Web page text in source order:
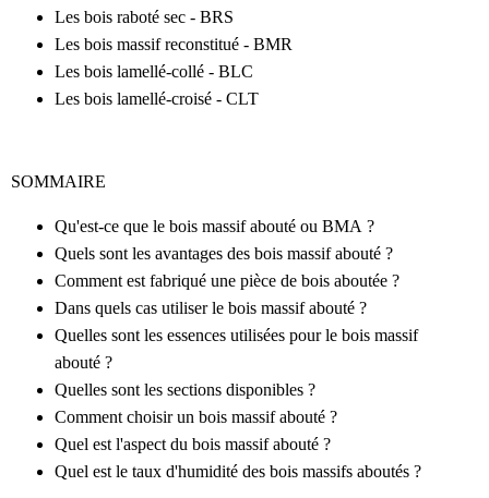
Les bois raboté sec - BRS
Les bois massif reconstitué - BMR
Les bois lamellé-collé - BLC
Les bois lamellé-croisé - CLT
SOMMAIRE
Qu'est-ce que le bois massif abouté ou BMA ?
Quels sont les avantages des bois massif abouté ?
Comment est fabriqué une pièce de bois aboutée ?
Dans quels cas utiliser le bois massif abouté ?
Quelles sont les essences utilisées pour le bois massif
abouté ?
Quelles sont les sections disponibles ?
Comment choisir un bois massif abouté ?
Quel est l'aspect du bois massif abouté ?
Quel est le taux d'humidité des bois massifs aboutés ?